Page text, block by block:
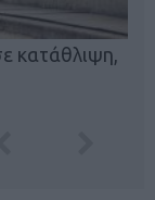
κατάθλιψη,